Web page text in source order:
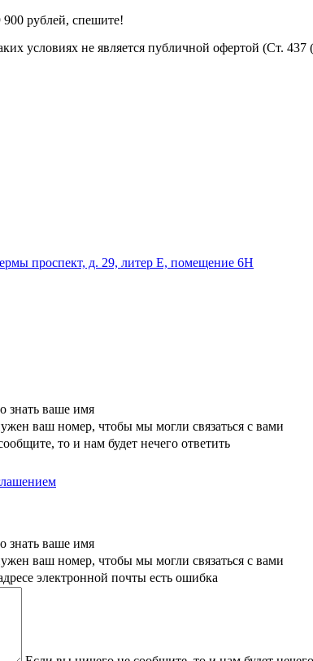
рублей, спешите!
условиях не является публичной офертой (Ст.
проспект, д. 29, литер Е, помещение 6Н
знать ваше имя
ваш номер, чтобы мы могли связаться с вами
то и нам будет нечего ответить
знать ваше имя
ваш номер, чтобы мы могли связаться с вами
электронной почты есть ошибка